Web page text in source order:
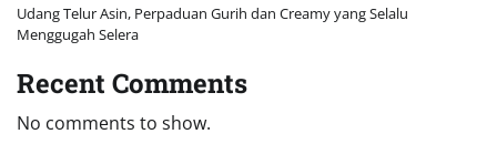
Udang Telur Asin, Perpaduan Gurih dan Creamy yang Selalu
Menggugah Selera
Recent Comments
No comments to show.